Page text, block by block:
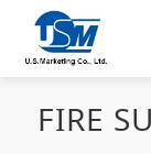
FIRE